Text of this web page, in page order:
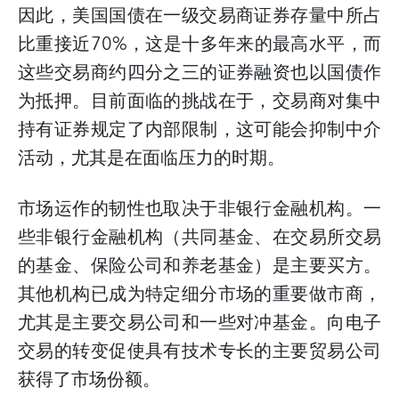
因此，美国国债在一级交易商证券存量中所占
比重接近70% ，这是十多年来的最高水平，而
这些交易商约四分之三的证券融资也以国债作
为抵押。目前面临的挑战在于，交易商对集中
持有证券规定了内部限制，这可能会抑制中介
活动，尤其是在面临压力的时期。
市场运作的韧性也取决于非银行金融机构。一
些非银行金融机构（共同基金、在交易所交易
的基金、保险公司和养老基金）是主要买方。
其他机构已成为特定细分市场的重要做市商，
尤其是主要交易公司和一些对冲基金。向电子
交易的转变促使具有技术专长的主要贸易公司
获得了市场份额。